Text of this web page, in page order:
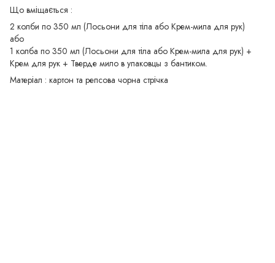
Що вміщається :
2 колби по 350 мл (Лосьони для тіла або Крем-мила для рук)
або
1 колба по 350 мл (Лосьони для тіла або Крем-мила для рук) +
Крем для рук + Тверде мило в упаковцы з бантиком.
Матеріал : картон та репсова чорна стрічка